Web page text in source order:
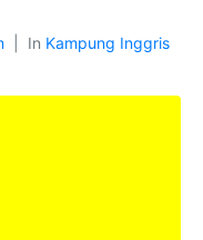
In Kampung Inggris